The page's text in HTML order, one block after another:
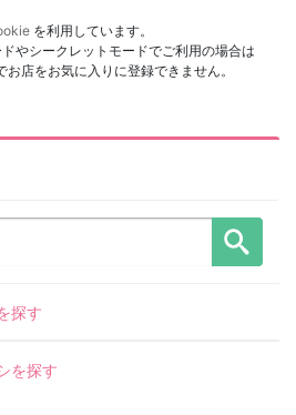
を利用しています。
やシークレットモードでご利用の場合は
店をお気に入りに登録できません。
探す
を探す